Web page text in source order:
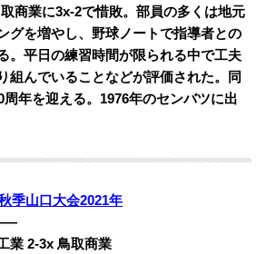
商業に3x-2で惜敗。部員の多くは地元
グを増やし、野球ノートで指導者との
。平日の練習時間が限られる中で工夫
組んでいることなどが評価された。
同
年を迎える。1976年のセンバツに出
季山口大会2021年
2-3x 鳥取商業